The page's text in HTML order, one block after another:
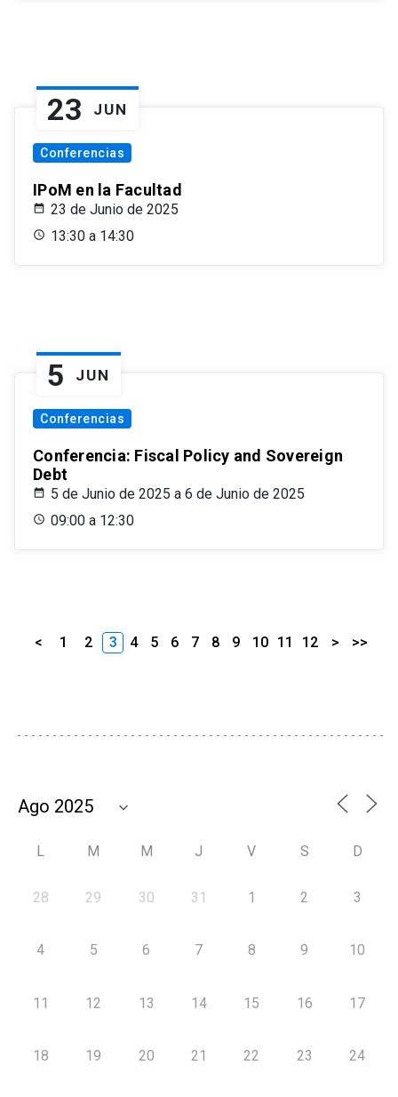
23 JUN
Conferencias
IPoM en la Facultad
23 de Junio de 2025
13:30 a 14:30
5 JUN
Conferencias
Conferencia: Fiscal Policy and Sovereign
Debt
5 de Junio de 2025 a 6 de Junio de 2025
09:00 a 12:30
< 1 2 3 4 5 6 7 8 9 10 11 12 > >>
L M M J V S D
28 29 30 31 1 2 3
4 5 6 7 8 9 10
11 12 13 14 15 16 17
18 19 20 21 22 23 24